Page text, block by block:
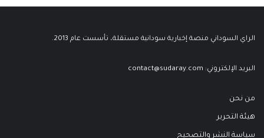
الراي السوداني منصة إخبارية سودانية مستقلة، تأسست عام 2013.
البريد الإلكتروني: contact@sudaray.com
من نحن
هيئة التحرير
سياسة النشر والتصحيح